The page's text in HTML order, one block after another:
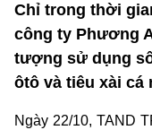
Chỉ trong thời
công ty Phương
tượng sử dụng
ôtô và tiêu xài cá
Ngày 22/10, TAND